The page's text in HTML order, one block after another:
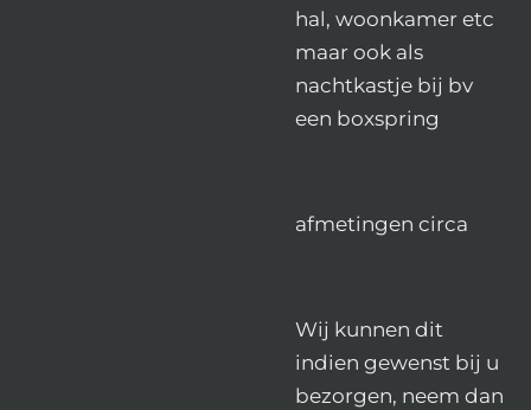
hal, woonkamer etc
maar ook als
nachtkastje bij bv
een boxspring
afmetingen circa
Wij kunnen dit
indien gewenst bij u
bezorgen, neem dan